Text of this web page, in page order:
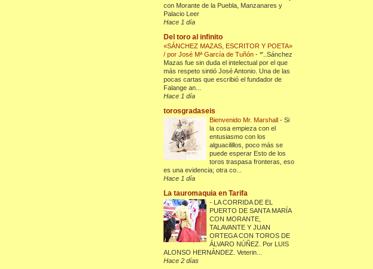
con Morante de la Puebla, Manzanares y
Palacio Leer
Hace 1 día
Del toro al infinito
«SÁNCHEZ MAZAS, ESCRITOR Y POETA»
/ por José Mª García de Tuñón-*'..Sánchez
Mazas fue sin duda el intelectual por el que
más respeto sintió José Antonio. Una de las
pocas cartas que escribió el fundador de
Falange an...
Hace 1 día
torosgradaseis
Bienvenido Mr. Marshall-Si
la cosa empieza con el
entusiasmo con los
alguacilillos, poco más se
puede esperar Esto de los
toros traspasa fronteras, eso
es una evidencia; otra co...
Hace 1 día
La tauromaquia en Tarifa
- LA CORRIDA DE EL
PUERTO DE SANTA MARÍA
CON MORANTE,
TALAVANTE Y JUAN
ORTEGA CON TOROS DE
ÁLVARO NÚÑEZ. Por LUIS
ALONSO HERNÁNDEZ. Veterin...
Hace 2 días